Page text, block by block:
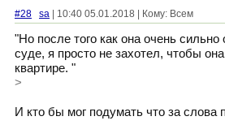
#28 sa | 10:40 05.01.2018 | Кому: Всем
"Но после того как она очень
суде, я просто не захотел, чтобы
квартире. "
>
И кто бы мог подумать что за слова